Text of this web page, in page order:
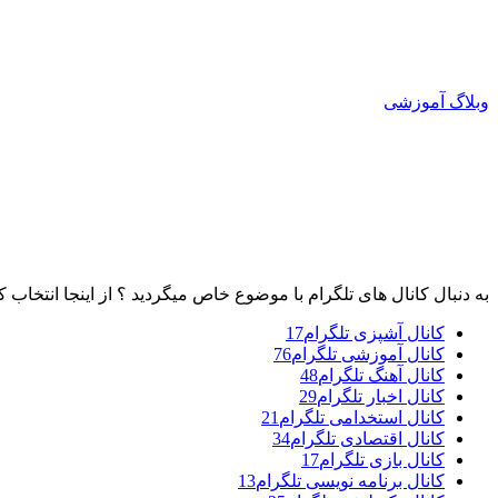
وبلاگ آموزشی
به دنبال کانال های تلگرام با موضوع خاص میگردید ؟ از اینجا انتخاب
کانال آشپزی تلگرام17
کانال آموزشی تلگرام76
کانال آهنگ تلگرام48
کانال اخبار تلگرام29
کانال استخدامی تلگرام 21
کانال اقتصادی تلگرام34
کانال بازی تلگرام17
کانال برنامه نویسی تلگرام13